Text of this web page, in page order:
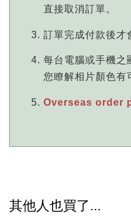
直接取消訂單。
訂單完成付款後才
每台電腦或手機之
您瞭解相片顏色有
Overseas order
其他人也買了...